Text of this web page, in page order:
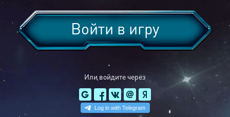
Или войдите через
Войти в игру